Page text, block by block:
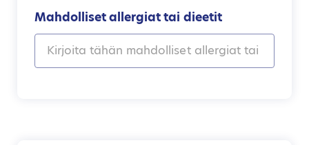
Mahdolliset allergiat tai dieetit